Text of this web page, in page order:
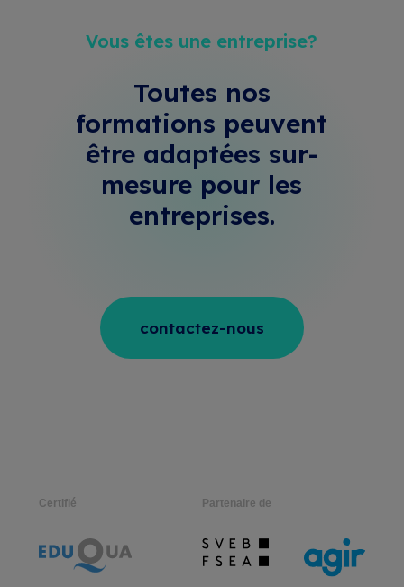
Vous êtes une entreprise?
Toutes nos
formations peuvent
être adaptées sur-
mesure pour les
entreprises.
contactez-nous
Certifié Partenaire de